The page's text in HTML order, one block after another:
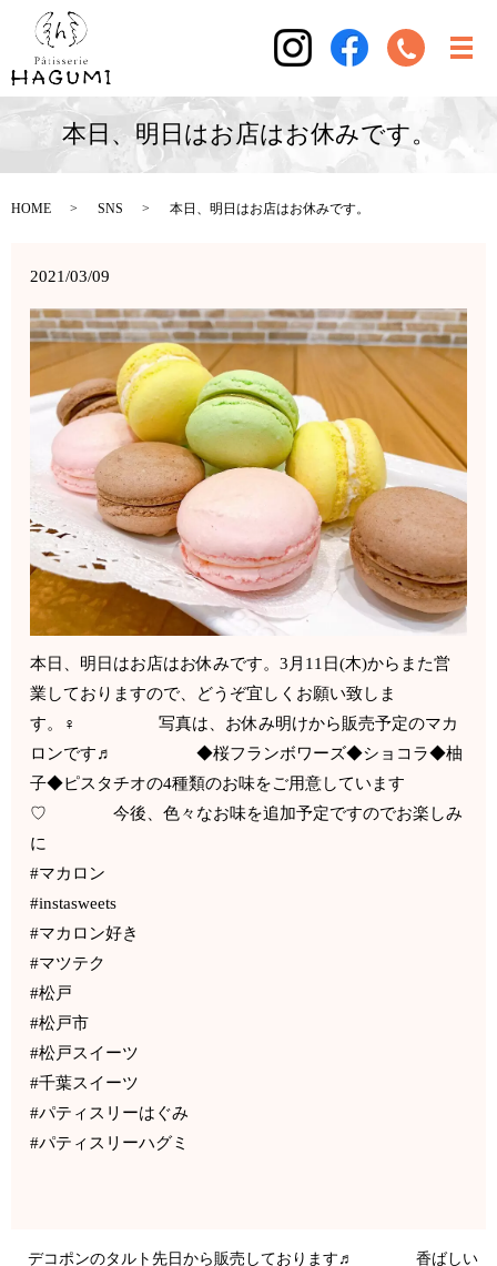
本日、明日はお店はお休みです。
HOME SNS 本日、明日はお店はお休みです。
2021/03/09
本日、明日はお店はお休みです。3月11日(木)からまた営
業しておりますので、どうぞ宜しくお願い致しま
す。‍♀️ 写真は、お休み明けから販売予定のマカ
ロンです♬ ◆桜フランボワーズ◆ショコラ◆柚
子◆ピスタチオの4種類のお味をご用意しています
♡ 今後、色々なお味を追加予定ですのでお楽しみ
に
#マカロン
#instasweets
#マカロン好き
#マツテク
#松戸
#松戸市
#松戸スイーツ
#千葉スイーツ
#パティスリーはぐみ
#パティスリーハグミ
デコポンのタルト先日から販売しております♬ 香ばしい